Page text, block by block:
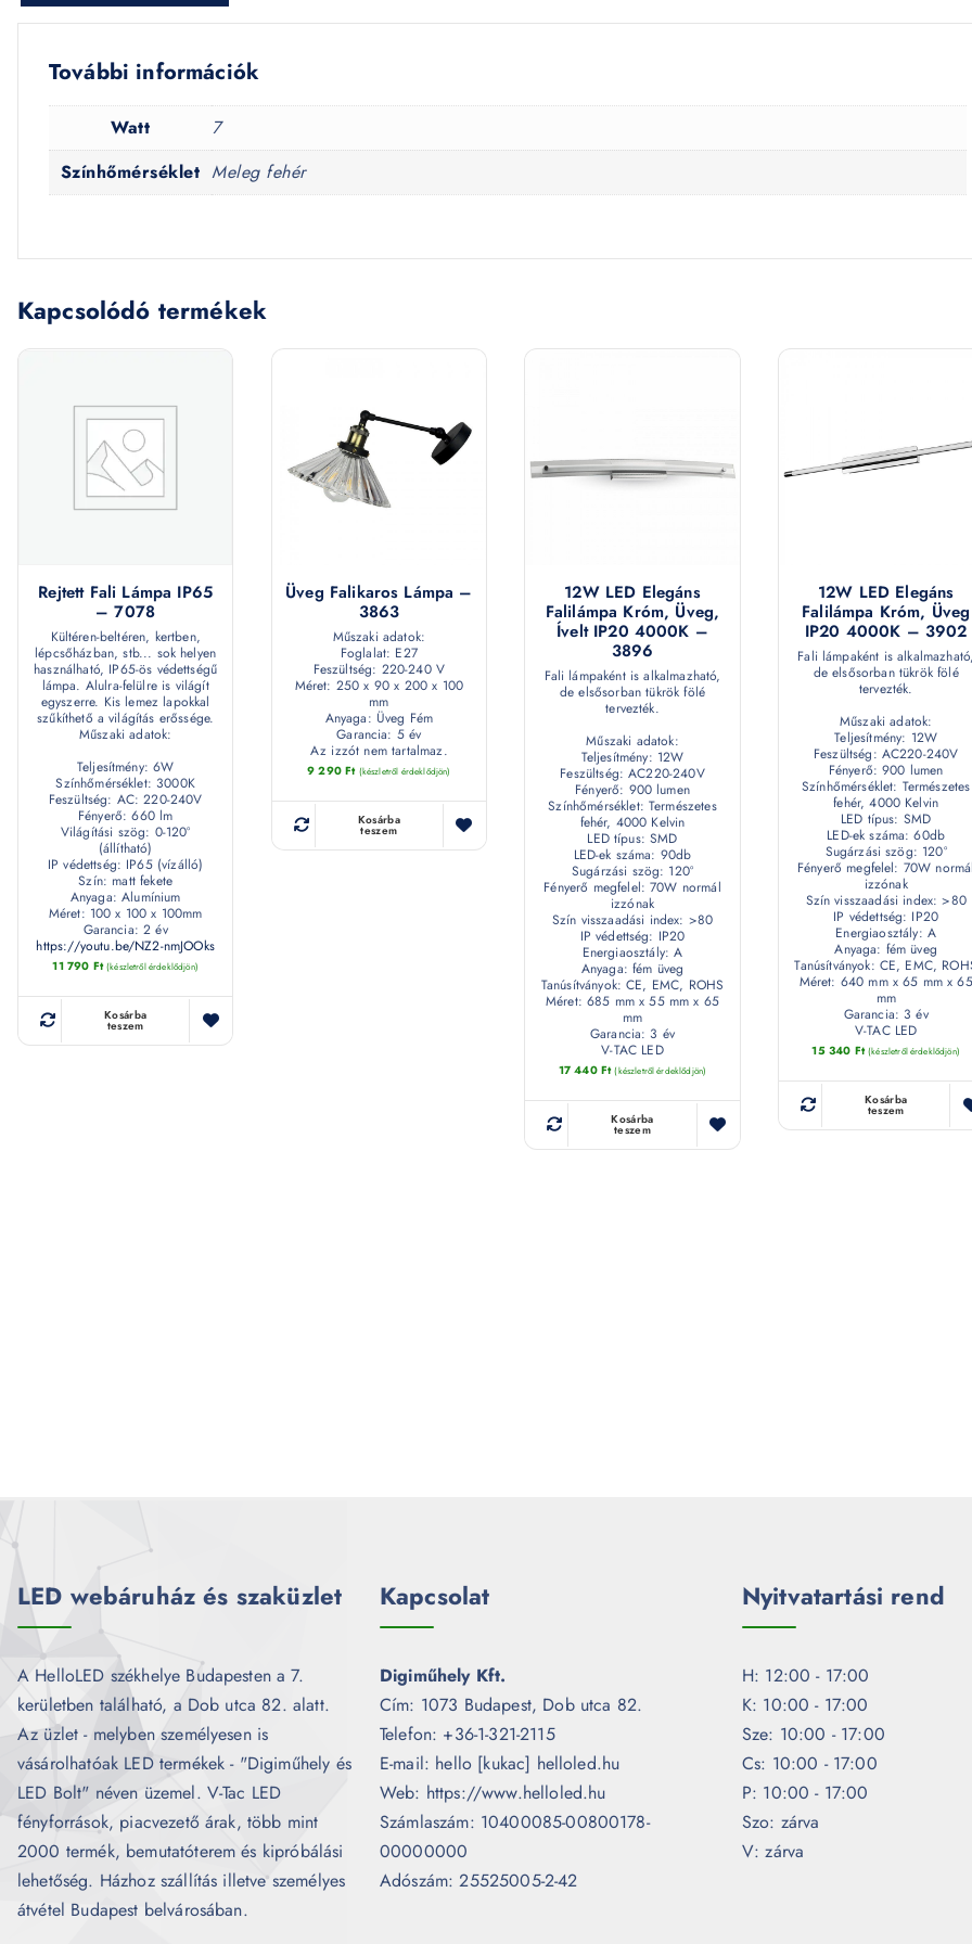
További információk
Watt
7
Színhőmérséklet Meleg fehér
Kapcsolódó termékek
Rejtett Fali Lámpa IP65
– 7078
Kültéren-beltéren, kertben,
lépcsőházban, stb... sok helyen
használható, IP65-ös védettségű
lámpa. Alulra-felülre is világít
egyszerre. Kis lemez lapokkal
szűkíthető a világítás erőssége.
Műszaki adatok:
Teljesítmény: 6W
Színhőmérséklet: 3000K
Feszültség: AC: 220-240V
Fényerő: 660 lm
Világítási szög: 0-120°
(állítható)
IP védettség: IP65 (vízálló)
Szín: matt fekete
Anyaga: Alumínium
Méret: 100 x 100 x 100mm
Garancia: 2 év
https://youtu.be/NZ2-nmJOOks
11 790 Ft (készletről érdeklődjön)
Kosárba
teszem
Üveg Falikaros Lámpa –
3863
Műszaki adatok:
Foglalat: E27
Feszültség: 220-240 V
Méret: 250 x 90 x 200 x 100
mm
Anyaga: Üveg Fém
Garancia: 5 év
Az izzót nem tartalmaz.
9 290Ft (készletről érdeklődjön)
Kosárba
teszem
12W LED Elegáns
Falilámpa Króm, Üveg,
Ívelt IP20 4000K –
3896
Fali lámpaként is alkalmazható,
de elsősorban tükrök fölé
tervezték.
Műszaki adatok:
Teljesítmény: 12W
Feszültség: AC220-240V
Fényerő: 900 lumen
Színhőmérséklet: Természetes
fehér, 4000 Kelvin
LED típus: SMD
LED-ek száma: 90db
Sugárzási szög: 120°
Fényerő megfelel: 70W normál
izzónak
Szín visszaadási index: >80
IP védettség: IP20
Energiaosztály: A
Anyaga: fém üveg
Tanúsítványok: CE, EMC, ROHS
Méret: 685 mm x 55 mm x 65
mm
Garancia: 3 év
V-TAC LED
17 440 Ft (készletről érdeklődjön)
Kosárba
teszem
12W LED Elegáns
Falilámpa Króm, Üveg
IP20 4000K – 3902
Fali lámpaként is alkalmazható,
de elsősorban tükrök fölé
tervezték.
Műszaki adatok:
Teljesítmény: 12W
Feszültség: AC220-240V
Fényerő: 900 lumen
Színhőmérséklet: Természetes
fehér, 4000 Kelvin
LED típus: SMD
LED-ek száma: 60db
Sugárzási szög: 120°
Fényerő megfelel: 70W normál
izzónak
Szín visszaadási index: >80
IP védettség: IP20
Energiaosztály: A
Anyaga: fém üveg
Tanúsítványok: CE, EMC,
Méret: 640 mm x 65 mm x 65
mm
Garancia: 3 év
V-TAC LED
15 340 Ft (készletről érdeklődjön)
Kosárba
teszem
LED webáruház és szaküzlet
A HelloLED székhelye Budapesten a 7.
kerületben található, a Dob utca 82. alatt.
Az üzlet - melyben személyesen is
vásárolhatóak LED termékek - "Digiműhely és
LED Bolt" néven üzemel. V-Tac LED
fényforrások, piacvezető árak, több mint
2000 termék, bemutatóterem és kipróbálási
lehetőség. Házhoz szállítás illetve személyes
átvétel Budapest belvárosában.
Kapcsolat
Digiműhely Kft.
Cím: 1073 Budapest, Dob utca 82.
Telefon: +36-1-321-2115
E-mail: hello [kukac] helloled.hu
Web: https://www.helloled.hu
Számlaszám: 10400085-00800178-
00000000
Adószám: 25525005-2-42
Nyitvatartási rend
H: 12:00 - 17:00
K: 10:00 - 17:00
Sze: 10:00 - 17:00
Cs: 10:00 - 17:00
P: 10:00 - 17:00
Szo: zárva
V: zárva